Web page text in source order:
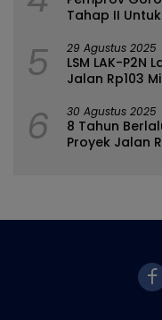
Tahap II
5 29 Agustus 2025
LSM LAK-P2N
Jalan Rp103
6 30 Agustus 2025
8 Tahun
Proyek Jalan